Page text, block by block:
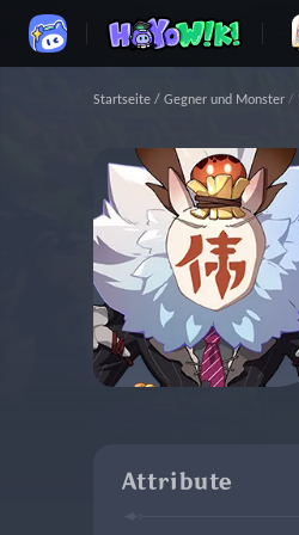
Startseite / Gegner und Monster /
Attribute